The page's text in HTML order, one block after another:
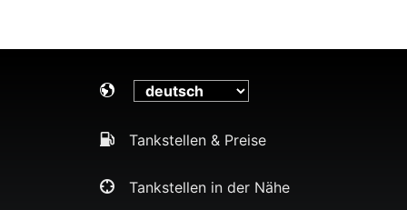
Tankstellen & Preise
Tankstellen in der Nähe